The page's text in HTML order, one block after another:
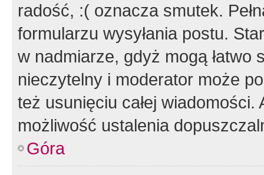
radość, :( oznacza smutek.
formularzu wysyłania postu.
w nadmiarze, gdyż mogą
nieczytelny i moderator może
też usunięciu całej
możliwość ustalenia
Góra